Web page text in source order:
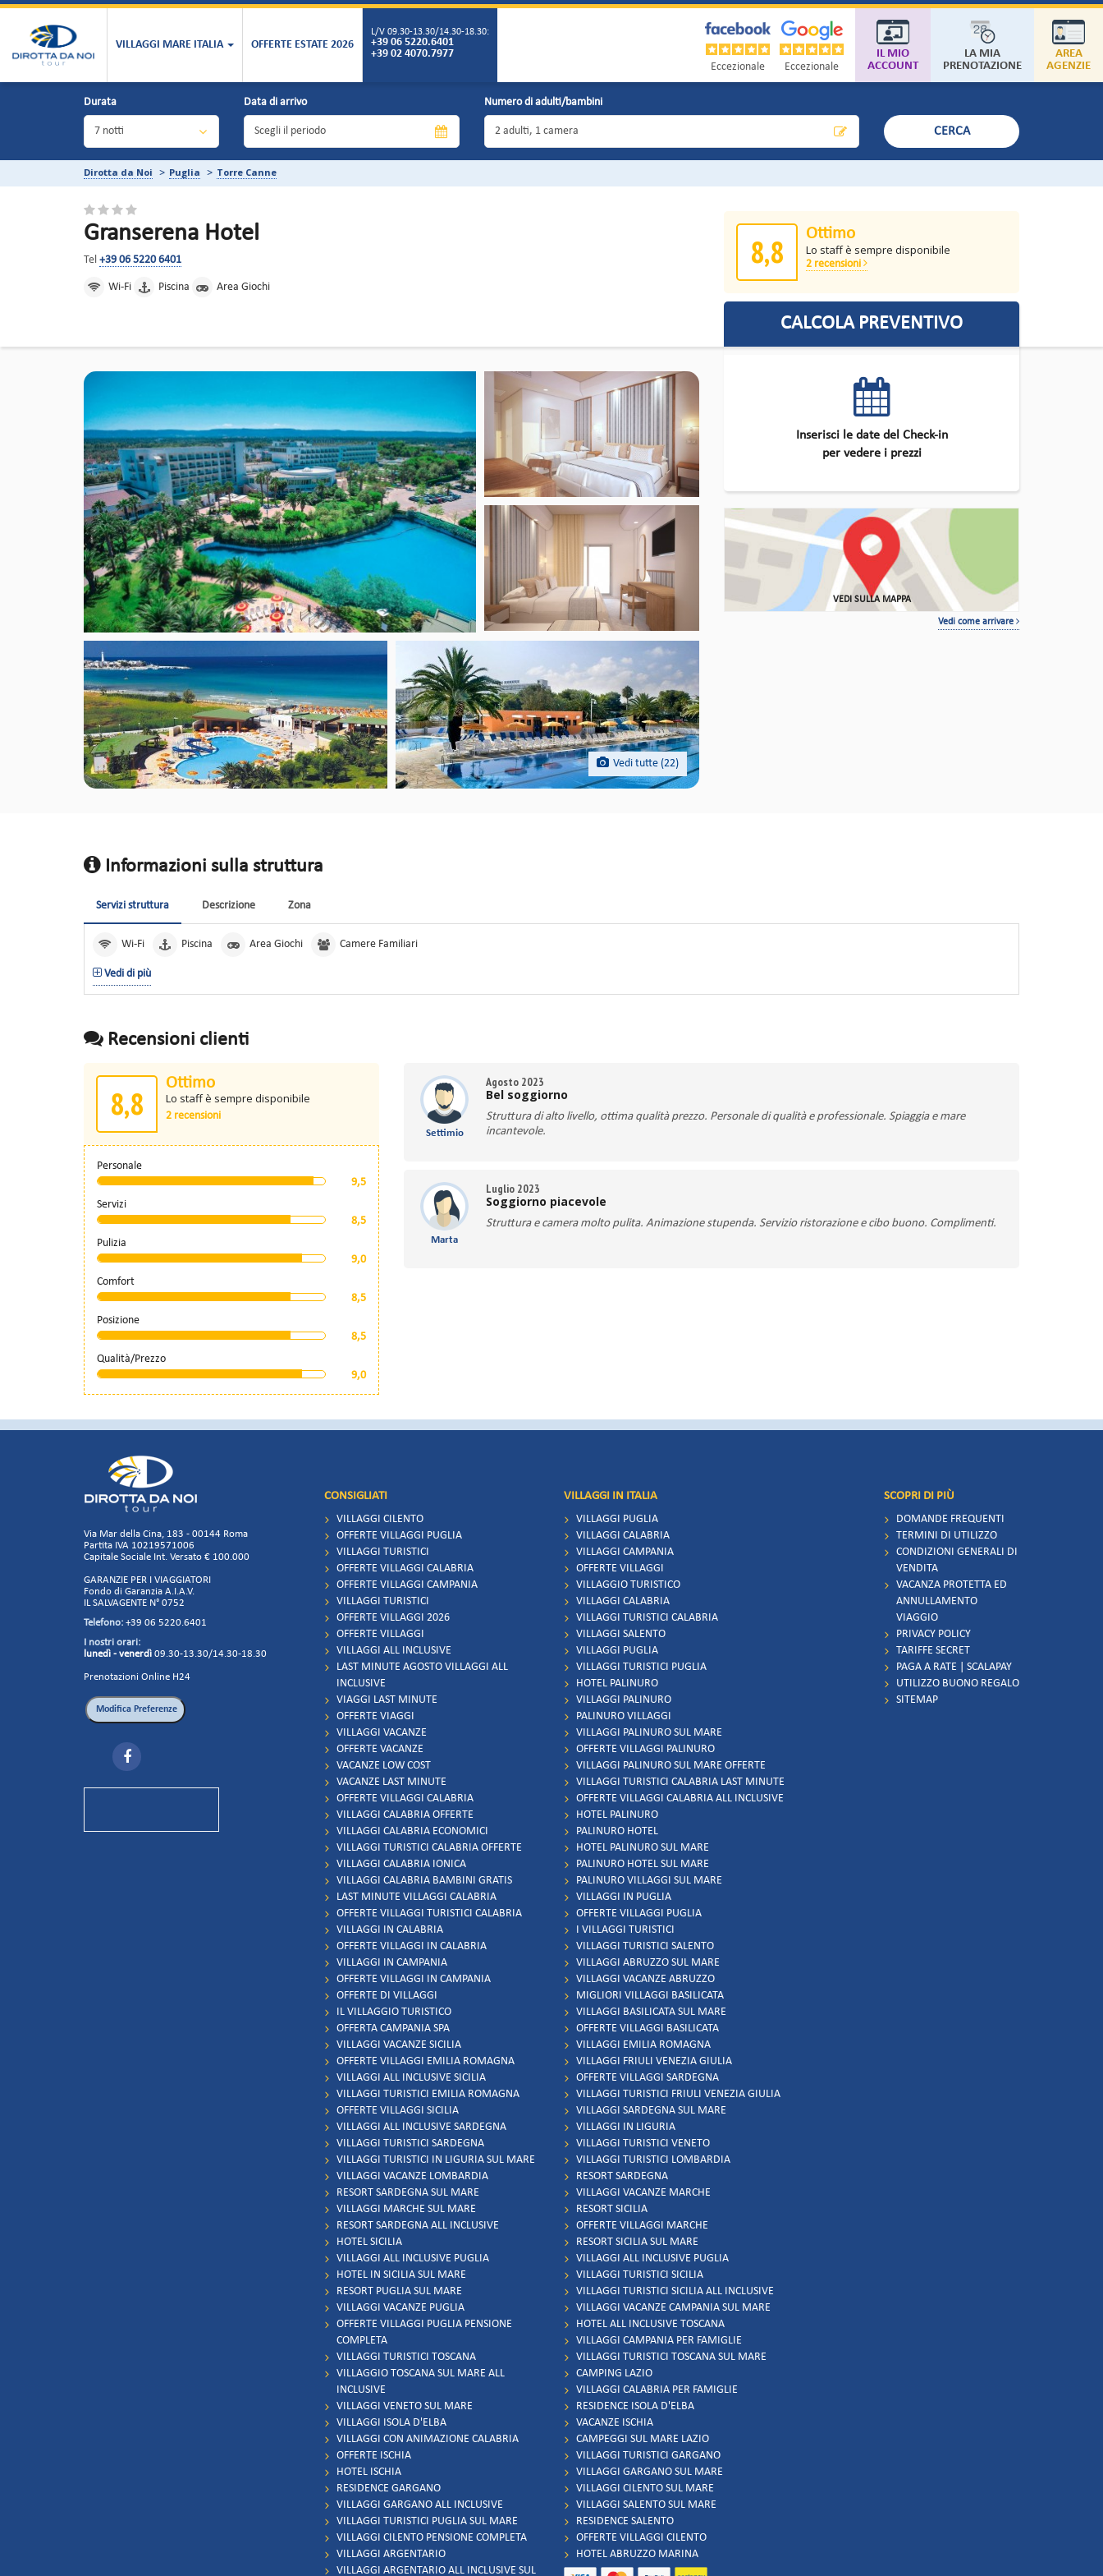
Eccezionale Eccezionale
IL MIO
ACCOUNT
LA MIA
PRENOTAZIONE
AREA
AGENZIE
VILLAGGI MARE ITALIA OFFERTE ESTATE 2026
L/V 09.30-13.30/14.30-18.30:
+39 06 5220.6401
+39 02 4070.7977
Durata Data di arrivo Numero di adulti/bambini
CERCA
Dirotta da Noi Puglia Torre Canne
Granserena Hotel
Tel +39 06 5220 6401
Wi-Fi Piscina Area Giochi
8,8 Ottimo
Lo staff è sempre disponibile
2 recensioni
Vedi tutte (22)
CALCOLA PREVENTIVO
Inserisci le date del Check-in
per vedere i prezzi
VEDI SULLA MAPPA
Vedi come arrivare
Informazioni sulla struttura
Servizi struttura Descrizione Zona
Wi-Fi Piscina Area Giochi Camere Familiari
Vedi di più
Recensioni clienti
8,8
Ottimo
Lo staff è sempre disponibile
2 recensioni
Personale
9,5
Servizi
8,5
Pulizia
9,0
Comfort
8,5
Posizione
8,5
Qualità/Prezzo
9,0
Settimio
Agosto 2023
Bel soggiorno
Struttura di alto livello, ottima qualità prezzo. Personale di qualità e professionale. Spiaggia e mare
incantevole.
Marta
Luglio 2023
Soggiorno piacevole
Struttura e camera molto pulita. Animazione stupenda. Servizio ristorazione e cibo buono. Complimenti.
Via Mar della Cina, 183 - 00144 Roma
Partita IVA 10219571006
Capitale Sociale Int. Versato € 100.000
GARANZIE PER I VIAGGIATORI
Fondo di Garanzia A.I.A.V.
IL SALVAGENTE N° 0752
Telefono: +39 06 5220.6401
I nostri orari:
lunedì - venerdì 09.30-13.30/14.30-18.30
Prenotazioni Online H24
CONSIGLIATI
VILLAGGI CILENTO
OFFERTE VILLAGGI PUGLIA
VILLAGGI TURISTICI
OFFERTE VILLAGGI CALABRIA
OFFERTE VILLAGGI CAMPANIA
VILLAGGI TURISTICI
OFFERTE VILLAGGI 2026
OFFERTE VILLAGGI
VILLAGGI ALL INCLUSIVE
LAST MINUTE AGOSTO VILLAGGI ALL
INCLUSIVE
VIAGGI LAST MINUTE
OFFERTE VIAGGI
VILLAGGI VACANZE
OFFERTE VACANZE
VACANZE LOW COST
VACANZE LAST MINUTE
OFFERTE VILLAGGI CALABRIA
VILLAGGI CALABRIA OFFERTE
VILLAGGI CALABRIA ECONOMICI
VILLAGGI TURISTICI CALABRIA OFFERTE
VILLAGGI CALABRIA IONICA
VILLAGGI CALABRIA BAMBINI GRATIS
LAST MINUTE VILLAGGI CALABRIA
OFFERTE VILLAGGI TURISTICI CALABRIA
VILLAGGI IN CALABRIA
OFFERTE VILLAGGI IN CALABRIA
VILLAGGI IN CAMPANIA
OFFERTE VILLAGGI IN CAMPANIA
OFFERTE DI VILLAGGI
IL VILLAGGIO TURISTICO
OFFERTA CAMPANIA SPA
VILLAGGI VACANZE SICILIA
OFFERTE VILLAGGI EMILIA ROMAGNA
VILLAGGI ALL INCLUSIVE SICILIA
VILLAGGI TURISTICI EMILIA ROMAGNA
OFFERTE VILLAGGI SICILIA
VILLAGGI ALL INCLUSIVE SARDEGNA
VILLAGGI TURISTICI SARDEGNA
VILLAGGI TURISTICI IN LIGURIA SUL MARE
VILLAGGI VACANZE LOMBARDIA
RESORT SARDEGNA SUL MARE
VILLAGGI MARCHE SUL MARE
RESORT SARDEGNA ALL INCLUSIVE
HOTEL SICILIA
VILLAGGI ALL INCLUSIVE PUGLIA
HOTEL IN SICILIA SUL MARE
RESORT PUGLIA SUL MARE
VILLAGGI VACANZE PUGLIA
OFFERTE VILLAGGI PUGLIA PENSIONE
COMPLETA
VILLAGGI TURISTICI TOSCANA
VILLAGGIO TOSCANA SUL MARE ALL
INCLUSIVE
VILLAGGI VENETO SUL MARE
VILLAGGI ISOLA D'ELBA
VILLAGGI CON ANIMAZIONE CALABRIA
OFFERTE ISCHIA
HOTEL ISCHIA
RESIDENCE GARGANO
VILLAGGI GARGANO ALL INCLUSIVE
VILLAGGI TURISTICI PUGLIA SUL MARE
VILLAGGI CILENTO PENSIONE COMPLETA
VILLAGGI ARGENTARIO
VILLAGGI ARGENTARIO ALL INCLUSIVE SUL
VILLAGGI IN ITALIA
VILLAGGI PUGLIA
VILLAGGI CALABRIA
VILLAGGI CAMPANIA
OFFERTE VILLAGGI
VILLAGGIO TURISTICO
VILLAGGI CALABRIA
VILLAGGI TURISTICI CALABRIA
VILLAGGI SALENTO
VILLAGGI PUGLIA
VILLAGGI TURISTICI PUGLIA
HOTEL PALINURO
VILLAGGI PALINURO
PALINURO VILLAGGI
VILLAGGI PALINURO SUL MARE
OFFERTE VILLAGGI PALINURO
VILLAGGI PALINURO SUL MARE OFFERTE
VILLAGGI TURISTICI CALABRIA LAST MINUTE
OFFERTE VILLAGGI CALABRIA ALL INCLUSIVE
HOTEL PALINURO
PALINURO HOTEL
HOTEL PALINURO SUL MARE
PALINURO HOTEL SUL MARE
PALINURO VILLAGGI SUL MARE
VILLAGGI IN PUGLIA
OFFERTE VILLAGGI PUGLIA
I VILLAGGI TURISTICI
VILLAGGI TURISTICI SALENTO
VILLAGGI ABRUZZO SUL MARE
VILLAGGI VACANZE ABRUZZO
MIGLIORI VILLAGGI BASILICATA
VILLAGGI BASILICATA SUL MARE
OFFERTE VILLAGGI BASILICATA
VILLAGGI EMILIA ROMAGNA
VILLAGGI FRIULI VENEZIA GIULIA
OFFERTE VILLAGGI SARDEGNA
VILLAGGI TURISTICI FRIULI VENEZIA GIULIA
VILLAGGI SARDEGNA SUL MARE
VILLAGGI IN LIGURIA
VILLAGGI TURISTICI VENETO
VILLAGGI TURISTICI LOMBARDIA
RESORT SARDEGNA
VILLAGGI VACANZE MARCHE
RESORT SICILIA
OFFERTE VILLAGGI MARCHE
RESORT SICILIA SUL MARE
VILLAGGI ALL INCLUSIVE PUGLIA
VILLAGGI TURISTICI SICILIA
VILLAGGI TURISTICI SICILIA ALL INCLUSIVE
VILLAGGI VACANZE CAMPANIA SUL MARE
HOTEL ALL INCLUSIVE TOSCANA
VILLAGGI CAMPANIA PER FAMIGLIE
VILLAGGI TURISTICI TOSCANA SUL MARE
CAMPING LAZIO
VILLAGGI CALABRIA PER FAMIGLIE
RESIDENCE ISOLA D'ELBA
VACANZE ISCHIA
CAMPEGGI SUL MARE LAZIO
VILLAGGI TURISTICI GARGANO
VILLAGGI GARGANO SUL MARE
VILLAGGI CILENTO SUL MARE
VILLAGGI SALENTO SUL MARE
RESIDENCE SALENTO
OFFERTE VILLAGGI CILENTO
HOTEL ABRUZZO MARINA
SCOPRI DI PIÙ
DOMANDE FREQUENTI
TERMINI DI UTILIZZO
CONDIZIONI GENERALI DI
VENDITA
VACANZA PROTETTA ED
ANNULLAMENTO
VIAGGIO
PRIVACY POLICY
TARIFFE SECRET
PAGA A RATE | SCALAPAY
UTILIZZO BUONO REGALO
SITEMAP